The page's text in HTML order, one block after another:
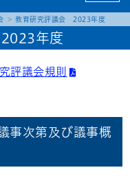
教育研究評議会 2023年度
年度
評議会規則
事次第及び議事概